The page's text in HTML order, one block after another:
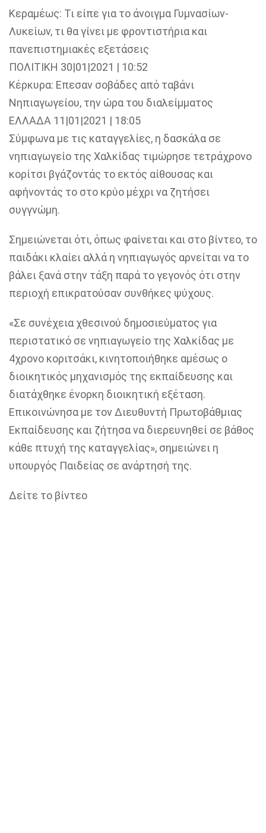
Κεραμέως: Τι είπε για το άνοιγμα Γυμνασίων-
Λυκείων, τι θα γίνει με φροντιστήρια και
πανεπιστημιακές εξετάσεις
ΠΟΛΙΤΙΚΗ 30|01|2021 | 10:52
Κέρκυρα: Επεσαν σοβάδες από ταβάνι
Νηπιαγωγείου, την ώρα του διαλείμματος
ΕΛΛΑΔΑ 11|01|2021 | 18:05
Σύμφωνα με τις καταγγελίες, η δασκάλα σε
νηπιαγωγείο της Χαλκίδας τιμώρησε τετράχρονο
κορίτσι βγάζοντάς το εκτός αίθουσας και
αφήνοντάς το στο κρύο μέχρι να ζητήσει
συγγνώμη.
Σημειώνεται ότι, όπως φαίνεται και στο βίντεο, το
παιδάκι κλαίει αλλά η νηπιαγωγός αρνείται να το
βάλει ξανά στην τάξη παρά το γεγονός ότι στην
περιοχή επικρατούσαν συνθήκες ψύχους.
«Σε συνέχεια χθεσινού δημοσιεύματος για
περιστατικό σε νηπιαγωγείο της Χαλκίδας με
4χρονο κοριτσάκι, κινητοποιήθηκε αμέσως ο
διοικητικός μηχανισμός της εκπαίδευσης και
διατάχθηκε ένορκη διοικητική εξέταση.
Επικοινώνησα με τον Διευθυντή Πρωτοβάθμιας
Εκπαίδευσης και ζήτησα να διερευνηθεί σε βάθος
κάθε πτυχή της καταγγελίας», σημειώνει η
υπουργός Παιδείας σε ανάρτησή της.
Δείτε το βίντεο